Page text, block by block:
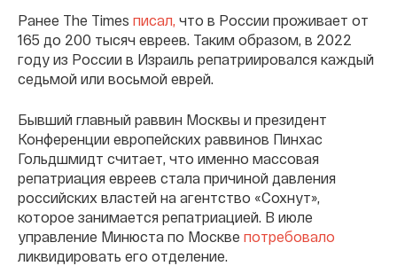
Ранее The Times писал, что в России проживает от
165 до 200 тысяч евреев. Таким образом, в 2022
году из России в Израиль репатриировался каждый
седьмой или восьмой еврей.
Бывший главный раввин Москвы и президент
Конференции европейских раввинов Пинхас
Гольдшмидт считает, что именно массовая
репатриация евреев стала причиной давления
российских властей на агентство «Сохнут»,
которое занимается репатриацией. В июле
управление Минюста по Москве потребовало
ликвидировать его отделение.